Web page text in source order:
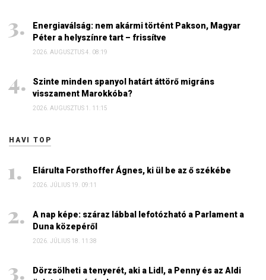
Energiaválság: nem akármi történt Pakson, Magyar
Péter a helyszínre tart – frissítve
2026. AUGUSZTUS 4. 08:19
Szinte minden spanyol határt áttörő migráns
visszament Marokkóba?
2026. AUGUSZTUS 1. 11:15
HAVI TOP
Elárulta Forsthoffer Ágnes, ki ül be az ő székébe
2026. JÚLIUS 19. 09:11
A nap képe: száraz lábbal lefotózható a Parlament a
Duna közepéről
2026. JÚLIUS 18. 11:38
Dörzsölheti a tenyerét, aki a Lidl, a Penny és az Aldi